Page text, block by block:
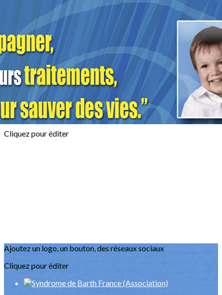
>
Blog
Evènements
Photos
Vidéos - Facebook
?>
Images de la page d'accueil
Cliquez pour éditer
Ajoutez un logo, un bouton, des réseaux sociaux
Cliquez pour éditer